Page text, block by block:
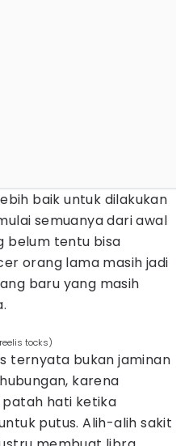
baik untuk dilakukan
semuanya dari awal
belum tentu bisa
orang lama masih jadi
baru yang masih
tocks)
ternyata bukan jaminan
karena
hati ketika
putus. Alih-alih sakit